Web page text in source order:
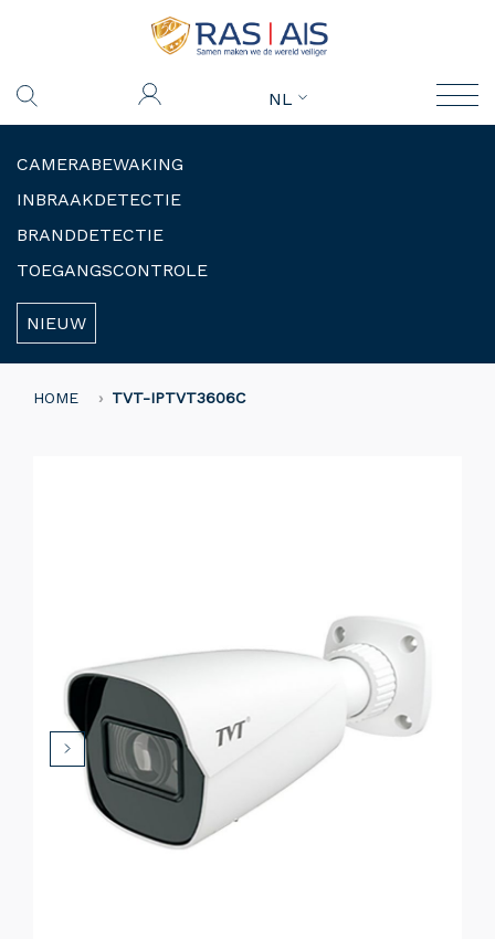
NL
CAMERABEWAKING
INBRAAKDETECTIE
BRANDDETECTIE
TOEGANGSCONTROLE
NIEUW
HOME TVT-IPTVT3606C